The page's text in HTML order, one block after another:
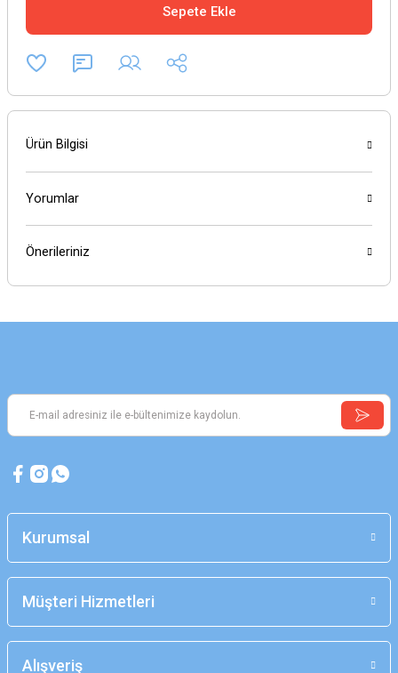
Sepete Ekle
Ürün Bilgisi
Yorumlar
Önerileriniz
Kurumsal
Müşteri Hizmetleri
Alışveriş